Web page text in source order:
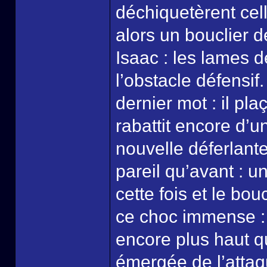
déchiquetèrent
alors un bouclier
Isaac : les lames
l’obstacle
dernier mot : il
rabattit encore
nouvelle
pareil qu’avant :
cette fois et le
ce choc immense
encore plus haut
émergée de